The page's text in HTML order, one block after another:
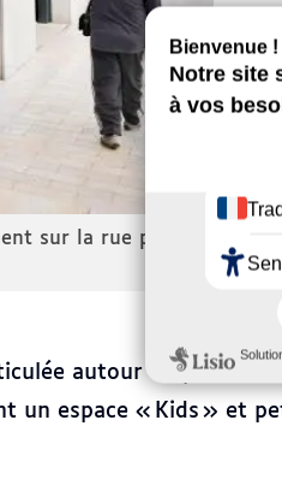
sur la rue piétonne —
autour de plusieurs
un espace « Kids » et